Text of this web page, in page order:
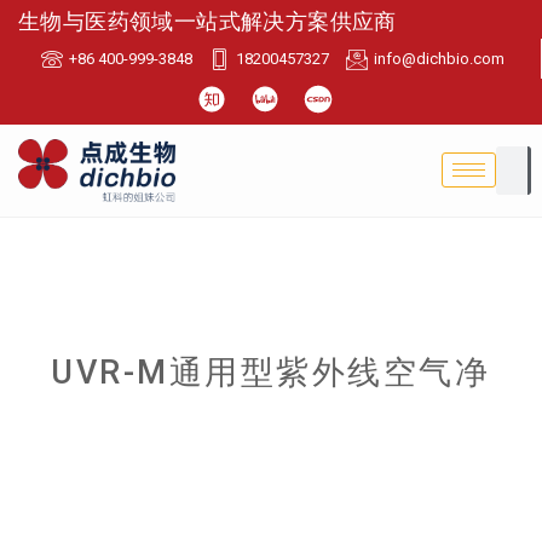
生物与医药领域一站式解决方案供应商
+86 400-999-3848 18200457327 info@dichbio.com
UVR-M通用型紫外线空气净